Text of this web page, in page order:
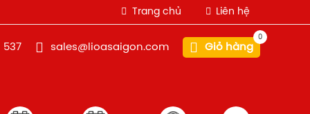
Trang chủ Liên hệ
537 sales@lioasaigon.com Giỏ hàng
0